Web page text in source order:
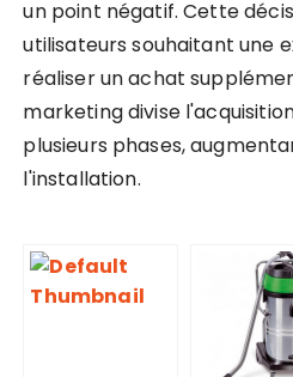
un point négatif. Cette
utilisateurs souhaitant une
réaliser un achat
marketing divise
plusieurs phases,
l'installation.